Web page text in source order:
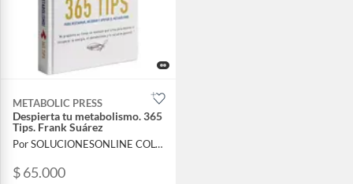
METABOLIC PRESS
Despierta tu metabolismo. 365
Tips. Frank Suárez
Por SOLUCIONESONLINE COLOMBIA SAS
$ 65.000